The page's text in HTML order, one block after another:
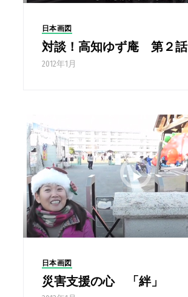
日本画図
対談！高知ゆず庵 第２話
2012年1月
日本画図
災害支援の心 「絆」